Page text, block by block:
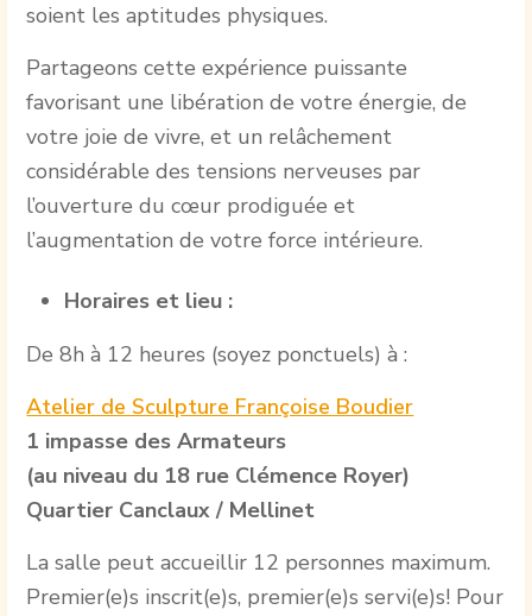
soient les aptitudes physiques.
Partageons cette expérience puissante
favorisant une libération de votre énergie, de
votre joie de vivre, et un relâchement
considérable des tensions nerveuses par
l’ouverture du cœur prodiguée et
l’augmentation de votre force intérieure.
Horaires et lieu :
De 8h à 12 heures (soyez ponctuels) à :
Atelier de Sculpture Françoise Boudier
1 impasse des Armateurs
(au niveau du 18 rue Clémence Royer)
Quartier Canclaux / Mellinet
La salle peut accueillir 12 personnes maximum.
Premier(e)s inscrit(e)s, premier(e)s servi(e)s! Pour